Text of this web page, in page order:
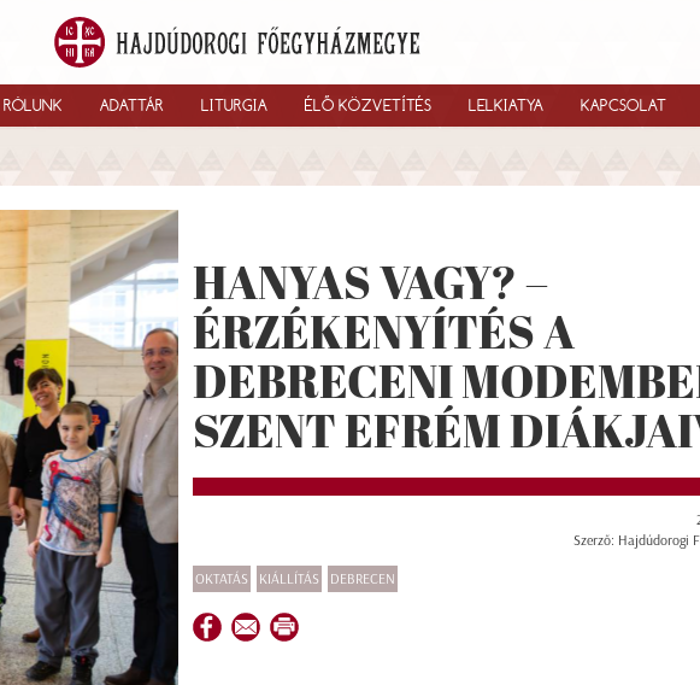
RÓLUNK ADATTÁR LITURGIA ÉLŐ KÖZVETÍTÉS LELKIATYA KAPCSOLAT
HANYAS VAGY? –
ÉRZÉKENYÍTÉS A
DEBRECENI
SZENT EFRÉM
Szerző: Hajdúdorogi
OKTATÁS KIÁLLÍTÁS DEBRECEN